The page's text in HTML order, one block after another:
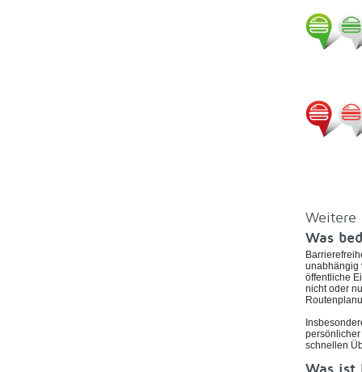
Weitere
Was
unabhängig
öffentliche
nicht oder
schnellen
Was ist